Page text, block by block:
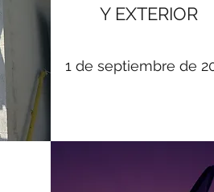
Y EXTERIOR
1 de septiembre de